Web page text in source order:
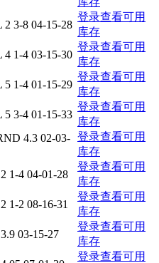
2 3-8 04-15-28
登录查看可用
库存
4 1-4 03-15-30
登录查看可用
库存
5 1-4 01-15-29
登录查看可用
库存
5 3-4 01-15-33
登录查看可用
库存
4.3 02-03- 登录查看可用
库存
1-4 04-01-28
登录查看可用
库存
1-2 08-16-31
登录查看可用
库存
03-15-27
登录查看可用
库存
登录查看可用